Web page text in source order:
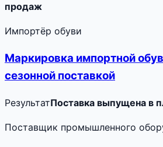
продаж
Импортёр обуви
Маркировка импортной
сезонной поставкой
РезультатПоставка выпущена в
Поставщик промышленного